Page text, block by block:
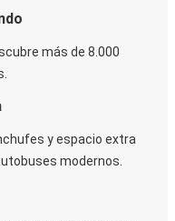
más de 8.000
y espacio extra
modernos.